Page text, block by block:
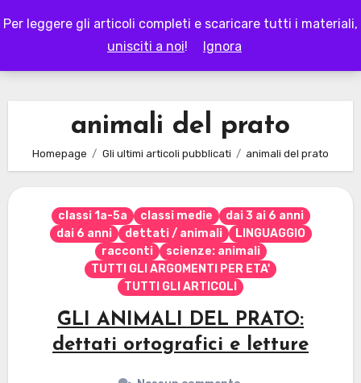
Per leggere gli articoli completi e scaricare tutti i materiali,
unisciti a noi! Ignora
to
LAPAPPADOLCE
animali del prato
Homepage Gli ultimi articoli pubblicati animali del prato
classi 1a-5a classi medie
dai 3 ai 6 anni
dai 6 anni
dettati / animali
LINGUAGGIO
racconti
scienze: animali
TUTTI GLI ARGOMENTI PER ETA'
TUTTI GLI ARTICOLI
GLI ANIMALI DEL PRATO:
dettati ortografici e letture